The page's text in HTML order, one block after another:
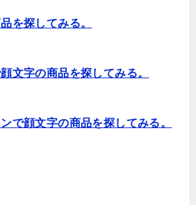
を探してみる。
文字の商品を探してみる。
で顔文字の商品を探してみる。